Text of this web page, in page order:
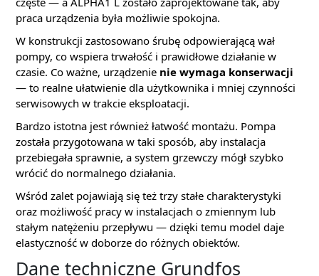
praca urządzenia była możliwie spokojna.
W konstrukcji zastosowano śrubę odpowierającą wał
pompy, co wspiera trwałość i prawidłowe działanie w
czasie. Co ważne, urządzenie nie wymaga konserwacji
— to realne ułatwienie dla użytkownika i mniej czynności
serwisowych w trakcie eksploatacji.
Bardzo istotna jest również łatwość montażu. Pompa
została przygotowana w taki sposób, aby instalacja
przebiegała sprawnie, a system grzewczy mógł szybko
wrócić do normalnego działania.
Wśród zalet pojawiają się też trzy stałe charakterystyki
oraz możliwość pracy w instalacjach o zmiennym lub
stałym natężeniu przepływu — dzięki temu model daje
elastyczność w doborze do różnych obiektów.
Dane techniczne Grundfos